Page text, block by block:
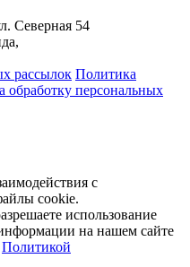
Северная 54
рассылок Политика
обработку персональных
с
cookie.
использование
на нашем сайте
Политикой